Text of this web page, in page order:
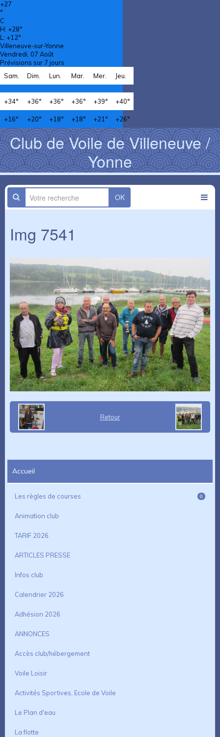
+27
°
C
H: +28°
L: +12°
Villeneuve-sur-Yonne
Vendredi, 07 Août
Prévisions sur 7 jours
Sam.
Dim. Lun. Mar. Mer. Jeu.
+34° +36° +36° +36° +39° +40°
+16° +20° +18° +18° +21° +26°
Club de Voile de Villeneuve /
Yonne
OK
Img 7541
Retour
Accueil
Les règles de courses 0
Animation club
TARIF 2026
ARTICLES PRESSE
Infos club
Calendrier 2026
Adhésion 2026
ANNONCES
Accès club/hébergement
Voile Loisir
Activités Sportives, Ecole de Voile
Le Plan d'eau
La flotte